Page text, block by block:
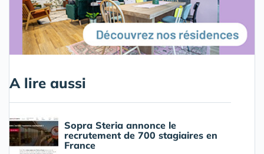
A lire aussi
Sopra Steria annonce le
recrutement de 700 stagiaires en
France